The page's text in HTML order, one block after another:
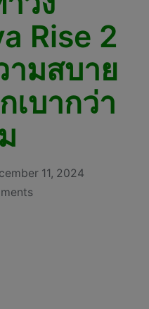
Rise 2
ามสบาย
เบากว่า
11, 2024